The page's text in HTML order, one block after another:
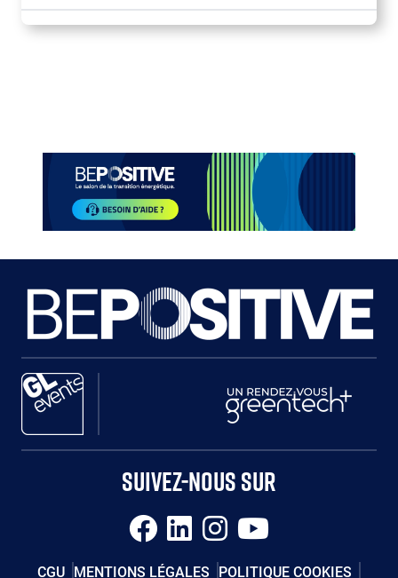
Paragraphes
Paragraphes
SUIVEZ-NOUS SUR
CGU MENTIONS LÉGALES POLITIQUE COOKIES